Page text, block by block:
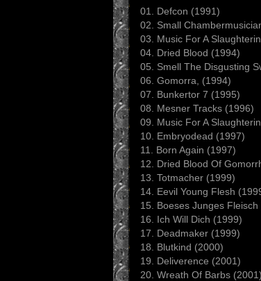
01. Defcon (1991)
02. Small
03. Music For A
04. Dried Blood (1994)
05. Smell The Disgusting
06. Gomorra, (1994)
07. Bunkertor 7 (1995)
08. Mesner Tracks (1996)
09. Music For A
10. Embryodead (1997)
11. Born Again (1997)
12. Dried Blood Of
13. Totmacher (1999)
14. Eevil Young Flesh
15. Boeses Junges Fleisch
16. Ich Will Dich (1999)
17. Deadmaker (1999)
18. Blutkind (2000)
19. Deliverence (2001)
20. Wreath Of Barbs (2001)